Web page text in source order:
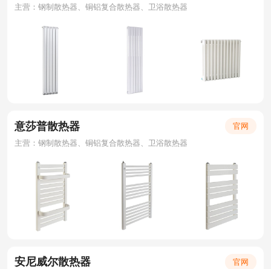
主营：钢制散热器、铜铝复合散热器、卫浴散热器
意莎普散热器
官网
主营：钢制散热器、铜铝复合散热器、卫浴散热器
安尼威尔散热器
官网